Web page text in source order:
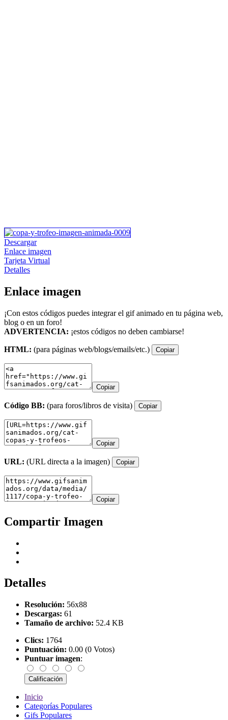
Descargar
Enlace imagen
Tarjeta Virtual
Detalles
Enlace imagen
¡Con estos códigos puedes integrar el gif animado en tu página web,
blog o en un foro!
ADVERTENCIA: ¡estos códigos no deben cambiarse!
HTML: (para páginas web/blogs/emails/etc.) Copiar
Copiar
Código BB: (para foros/libros de visita) Copiar
Copiar
URL: (URL directa a la imagen) Copiar
Copiar
Compartir Imagen
Detalles
Resolución: 56x88
Descargas: 61
Tamaño de archivo: 52.4 KB
Clics: 1764
Puntuación: 0.00 (0 Votos)
Puntuar imagen:
Inicio
Categorías Populares
Gifs Populares